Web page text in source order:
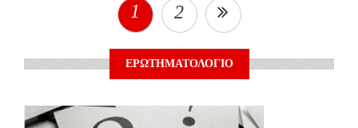
1 2
ΕΡΩΤΗΜΑΤΟΛΟΓΙΟ